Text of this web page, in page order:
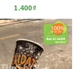
1.400₫